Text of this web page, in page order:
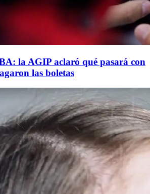
la AGIP aclaró qué pasará con
las boletas